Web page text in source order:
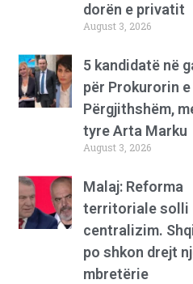
dorën e privatit
August 3, 2026
5 kandidatë në
për Prokurorin e
Përgjithshëm,
tyre Arta Marku
August 3, 2026
Malaj: Reforma
territoriale solli
centralizim.
po shkon drejt
mbretërie